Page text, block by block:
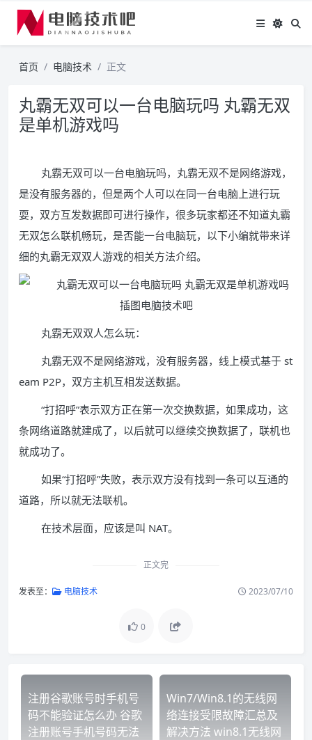
首页 电脑技术 正文
丸霸无双可以一台电脑玩吗 丸霸无双
是单机游戏吗
丸霸无双可以一台电脑玩吗，丸霸无双不是网络游戏，
是没有服务器的，但是两个人可以在同一台电脑上进行玩
耍，双方互发数据即可进行操作，很多玩家都还不知道丸霸
无双怎么联机畅玩，是否能一台电脑玩，以下小编就带来详
细的丸霸无双双人游戏的相关方法介绍。
丸霸无双双人怎么玩：
丸霸无双不是网络游戏，没有服务器，线上模式基于 st
eam P2P，双方主机互相发送数据。
“打招呼”表示双方正在第一次交换数据，如果成功，这
条网络道路就建成了，以后就可以继续交换数据了，联机也
就成功了。
如果“打招呼”失败，表示双方没有找到一条可以互通的
道路，所以就无法联机。
在技术层面，应该是叫 NAT。
正文完
发表至： 电脑技术 2023/07/10
0
注册谷歌账号时手机号
码不能验证怎么办 谷歌
注册账号手机号码无法
Win7/Win8.1的无线网
络连接受限故障汇总及
解决方法 win8.1无线网